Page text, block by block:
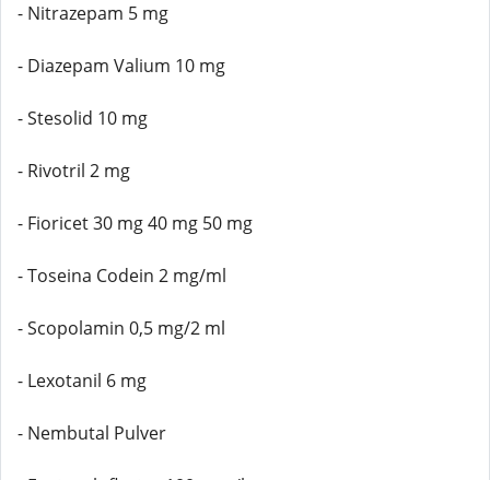
- Nitrazepam 5 mg
- Diazepam Valium 10 mg
- Stesolid 10 mg
- Rivotril 2 mg
- Fioricet 30 mg 40 mg 50 mg
- Toseina Codein 2 mg/ml
- Scopolamin 0,5 mg/2 ml
- Lexotanil 6 mg
- Nembutal Pulver